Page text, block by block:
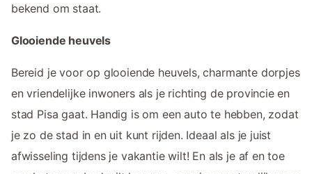
bekend om staat.
Glooiende heuvels
Bereid je voor op glooiende heuvels, charmante dorpjes
en vriendelijke inwoners als je richting de provincie en
stad Pisa gaat. Handig is om een auto te hebben, zodat
je zo de stad in en uit kunt rijden. Ideaal als je juist
afwisseling tijdens je vakantie wilt! En als je af en toe